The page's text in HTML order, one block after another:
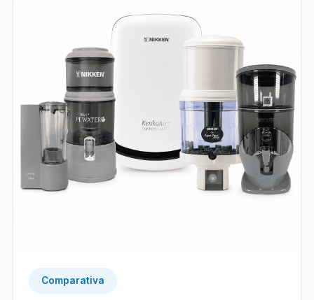
Comparativa